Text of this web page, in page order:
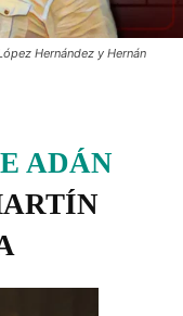
Hernández y Hernán
ADÁN